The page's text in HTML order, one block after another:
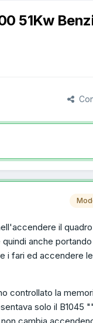
51Kw
il
anche
fari ed accendere
controllato la
solo il B1045
cambia